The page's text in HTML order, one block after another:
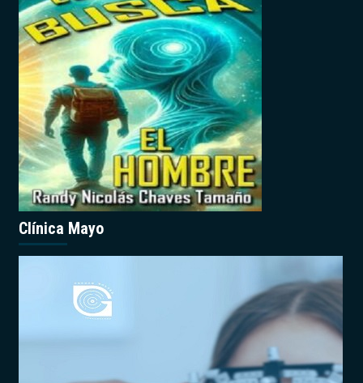
Clínica Mayo